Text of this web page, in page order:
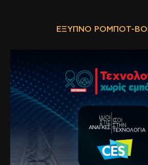
ΈΞΥΠΝΟ ΡΟΜΠΌΤ-